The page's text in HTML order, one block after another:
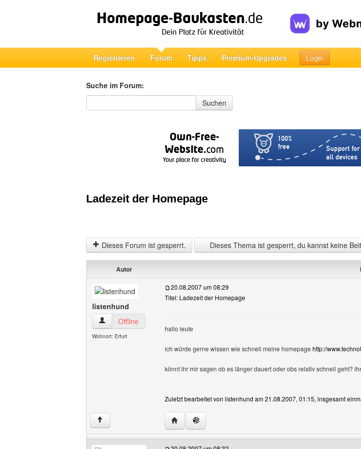
Registrieren Forum Tipps Premium-Upgrades Login
Suche im Forum:
Suche im Forum
Suchen
Ladezeit der Homepage
Dieses Forum ist gesperrt. Dieses Thema ist gesperrt, du kannst keine
Autor
listenhund
listenhund Benutzer-Profile anzeigen
Offline
Wohnort: Erfurt
20.08.2007 um 08:29
Titel: Ladezeit der Homepage
hallo leute
ich würde gerne wissen wie schnell meine homepage http://
könnt ihr mir sagen ob es länger dauert oder obs relativ schnell geht?
Zuletzt bearbeitet von listenhund am 21.08.2007, 01:15, insgesamt
↑ Website dieses Benutzers besuchen: listenhund